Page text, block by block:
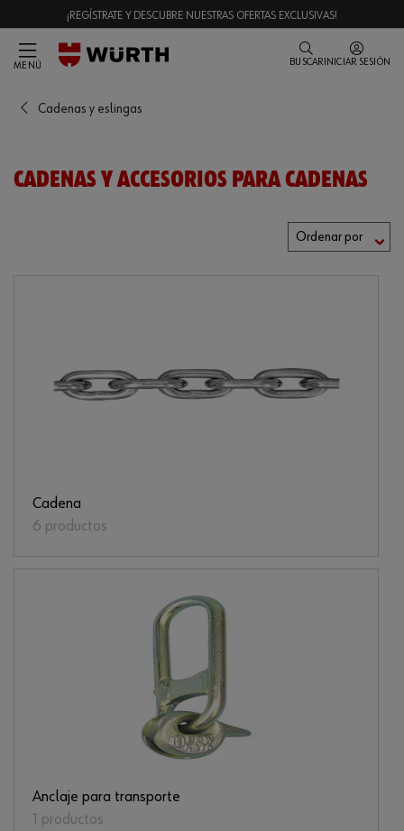
¡REGÍSTRATE Y DESCUBRE NUESTRAS OFERTAS EXCLUSIVAS!
MENÚ BUSCAR INICIAR SESIÓN
Cadenas y eslingas
CADENAS Y ACCESORIOS PARA CADENAS
Cadena
6 productos
Anclaje para transporte
1 productos